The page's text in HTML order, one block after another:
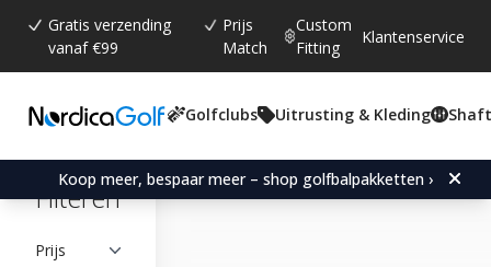
Gratis verzending
vanaf €99
Prijs
Match
Custom
Fitting
Klantenservice
Golfclubs Uitrusting & Kleding
Koop meer, bespaar meer – shop golfbalpakketten ›
Filteren
Prijs